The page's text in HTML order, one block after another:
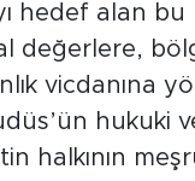
hedef alan
değerlere,
vicdanına
hukuki
halkının